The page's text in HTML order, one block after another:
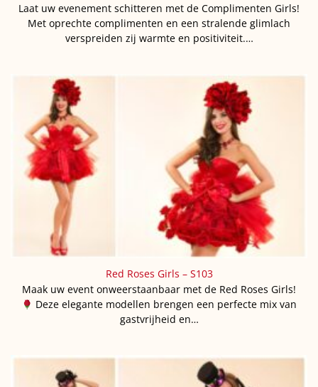
Laat uw evenement schitteren met de Complimenten Girls!
Met oprechte complimenten en een stralende glimlach
verspreiden zij warmte en positiviteit.…
Red Roses Girls – S103
Maak uw event onweerstaanbaar met de Red Roses Girls!
Deze elegante modellen brengen een perfecte mix van
gastvrijheid en…